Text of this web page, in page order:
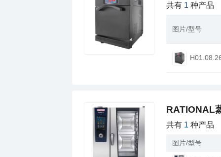
共有 1 种产品
图片/型号
RATIONAL
共有 1 种产品
图片/型号